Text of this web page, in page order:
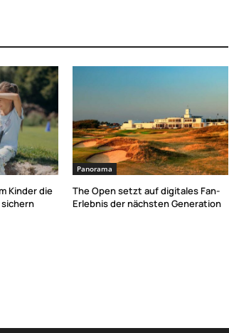
Kinder die
Panorama
The Open setzt auf digitales Fan-
Erlebnis der nächsten Generation